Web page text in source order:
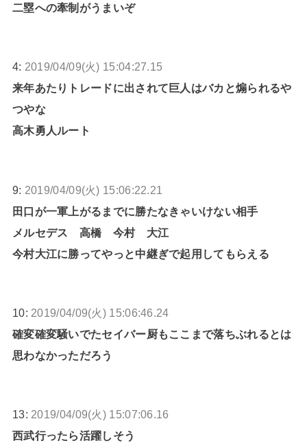
二塁への牽制がうまいぞ
4: 2019/04/09(火) 15:04:27.15
来年あたりトレードに出されて巨人はバカと煽られるや
つやな
高木勇人ルート
9: 2019/04/09(火) 15:06:22.21
田口が一軍上がるまでに勝たなきゃいけない相手
メルセデス 高橋 今村 大江
今村大江に勝ってやっと中継ぎで起用してもらえる
10: 2019/04/09(火) 15:06:46.24
確変確変騒いでたセイバー厨もここまで落ちぶれるとは
思わなかっただろう
13: 2019/04/09(火) 15:07:06.16
西武行ったら活躍しそう